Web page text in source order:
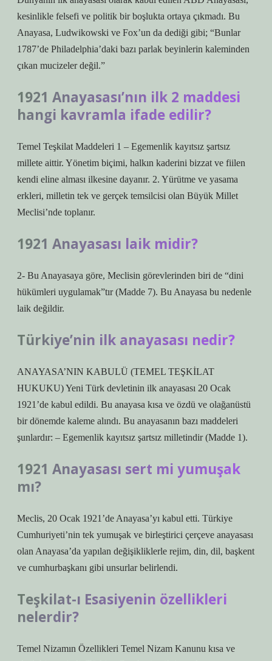
kesinlikle felsefi ve politik bir boşlukta ortaya çıkmadı. Bu
Anayasa, Ludwikowski ve Fox’un da dediği gibi; “Bunlar
1787’de Philadelphia’daki bazı parlak beyinlerin kaleminden
çıkan mucizeler değil.”
1921 Anayasası’nın ilk 2 maddesi
hangi kavramla ifade edilir?
Temel Teşkilat Maddeleri 1 – Egemenlik kayıtsız şartsız
millete aittir. Yönetim biçimi, halkın kaderini bizzat ve fiilen
kendi eline alması ilkesine dayanır. 2. Yürütme ve yasama
erkleri, milletin tek ve gerçek temsilcisi olan Büyük Millet
Meclisi’nde toplanır.
1921 Anayasası laik midir?
2- Bu Anayasaya göre, Meclisin görevlerinden biri de “dini
hükümleri uygulamak”tır (Madde 7). Bu Anayasa bu nedenle
laik değildir.
Türkiye’nin ilk anayasası nedir?
ANAYASA’NIN KABULÜ (TEMEL TEŞKİLAT
HUKUKU) Yeni Türk devletinin ilk anayasası 20 Ocak
1921’de kabul edildi. Bu anayasa kısa ve özdü ve olağanüstü
bir dönemde kaleme alındı. Bu anayasanın bazı maddeleri
şunlardır: – Egemenlik kayıtsız şartsız milletindir (Madde 1).
1921 Anayasası sert mi yumuşak
mı?
Meclis, 20 Ocak 1921’de Anayasa’yı kabul etti. Türkiye
Cumhuriyeti’nin tek yumuşak ve birleştirici çerçeve anayasası
olan Anayasa’da yapılan değişikliklerle rejim, din, dil, başkent
ve cumhurbaşkanı gibi unsurlar belirlendi.
Teşkilat-ı Esasiyenin özellikleri
nelerdir?
Temel Nizamın Özellikleri Temel Nizam Kanunu kısa ve